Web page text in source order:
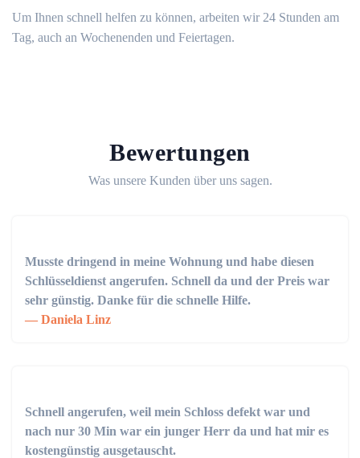
Um Ihnen schnell helfen zu können, arbeiten wir 24 Stunden am
Tag, auch an Wochenenden und Feiertagen.
Bewertungen
Was unsere Kunden über uns sagen.
Musste dringend in meine Wohnung und habe diesen
Schlüsseldienst angerufen. Schnell da und der Preis war
sehr günstig. Danke für die schnelle Hilfe.
Daniela Linz
Schnell angerufen, weil mein Schloss defekt war und
nach nur 30 Min war ein junger Herr da und hat mir es
kostengünstig ausgetauscht.